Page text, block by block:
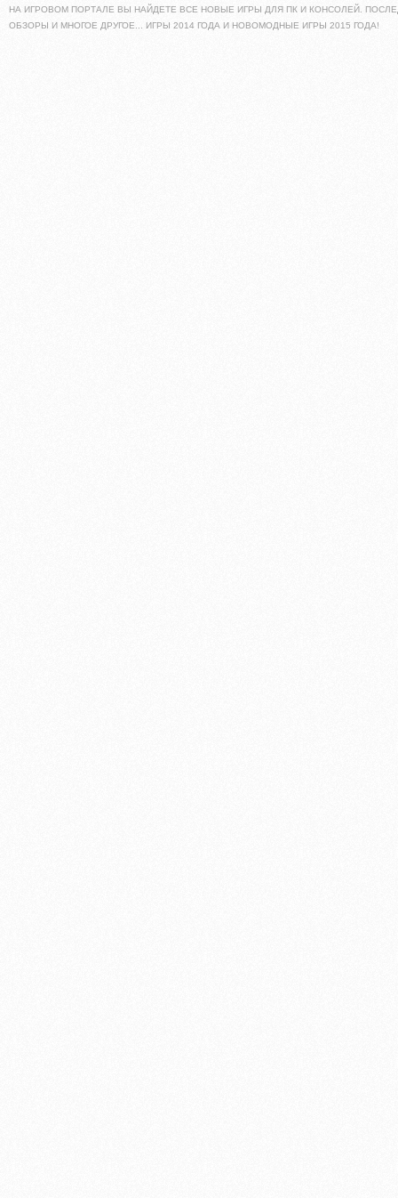
НА ИГРОВОМ ПОРТАЛЕ ВЫ НАЙДЕТЕ ВСЕ НОВЫЕ ИГРЫ ДЛЯ ПК И КОНСОЛЕЙ.
ОБЗОРЫ И МНОГОЕ ДРУГОЕ... ИГРЫ 2014 ГОДА И НОВОМОДНЫЕ ИГРЫ 2015 ГОДА!